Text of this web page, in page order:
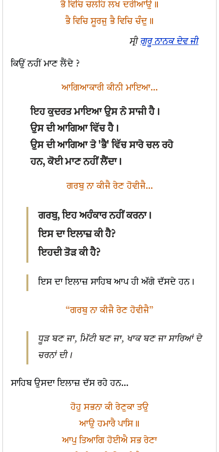
ਭੈ ਵਿਚਿ ਚਲਹਿ ਲਖ ਦਰੀਆਉ॥
ਭੈ ਵਿਚਿ ਸੂਰਜੁ ਭੈ ਵਿਚਿ ਚੰਦੁ॥
ਸ੍ਰੀ ਗੁਰੂ ਨਾਨਕ ਦੇਵ ਜੀ
ਕਿਉਂ ਨਹੀਂ ਮਾਣ ਲੈਂਦੇ ?
ਆਗਿਆਕਾਰੀ ਕੀਨੀ ਮਾਇਆ...
ਇਹ ਕੁਦਰਤ ਮਾਇਆ ਉਸ ਨੇ ਸਾਜੀ ਹੈ।
ਉਸ ਦੀ ਆਗਿਆ ਵਿੱਚ ਹੈ।
ਉਸ ਦੀ ਆਗਿਆ ਤੇ 'ਭੈ' ਵਿੱਚ ਸਾਰੇ ਚਲ ਰਹੇ
ਹਨ, ਕੋਈ ਮਾਣ ਨਹੀਂ ਲੈਂਦਾ।
ਗਰਬੁ ਨਾ ਕੀਜੈ ਰੇਣ ਹੋਵੀਜੈ...
ਗਰਬੁ, ਇਹ ਅਹੰਕਾਰ ਨਹੀਂ ਕਰਨਾ।
ਇਸ ਦਾ ਇਲਾਜ਼ ਕੀ ਹੈ?
ਇਹਦੀ ਤੋੜ ਕੀ ਹੈ?
ਇਸ ਦਾ ਇਲਾਜ਼ ਸਾਹਿਬ ਆਪ ਹੀ ਅੱਗੇ ਦੱਸਦੇ ਹਨ।
“ਗਰਬੁ ਨਾ ਕੀਜੈ ਰੇਣ ਹੋਵੀਜੈ”
ਧੂੜ ਬਣ ਜਾ, ਮਿੱਟੀ ਬਣ ਜਾ, ਖਾਕ ਬਣ ਜਾ ਸਾਰਿਆਂ ਦੇ
ਚਰਨਾਂ ਦੀ।
ਸਾਹਿਬ ਉਸਦਾ ਇਲਾਜ਼ ਦੱਸ ਰਹੇ ਹਨ...
ਹੋਹੁ ਸਭਨਾ ਕੀ ਰੇਣੁਕਾ ਤਉ
ਆਉ ਹਮਾਰੈ ਪਾਸਿ॥
ਆਪੁ ਤਿਆਗਿ ਹੋਈਐ ਸਭ ਰੇਣਾ